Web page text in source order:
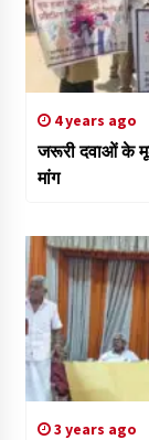
4 years ago
जरूरी दवाओं के
मांग
3 years ago